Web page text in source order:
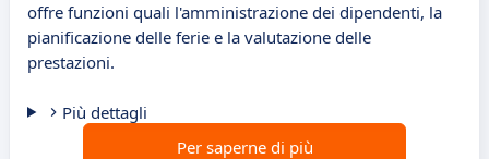
offre funzioni quali l'amministrazione dei dipendenti, la
pianificazione delle ferie e la valutazione delle
prestazioni.
Più dettagli
Per saperne di più